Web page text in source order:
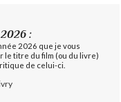
:
2026 que je vous
le titre du film (ou du livre)
de celui-ci.